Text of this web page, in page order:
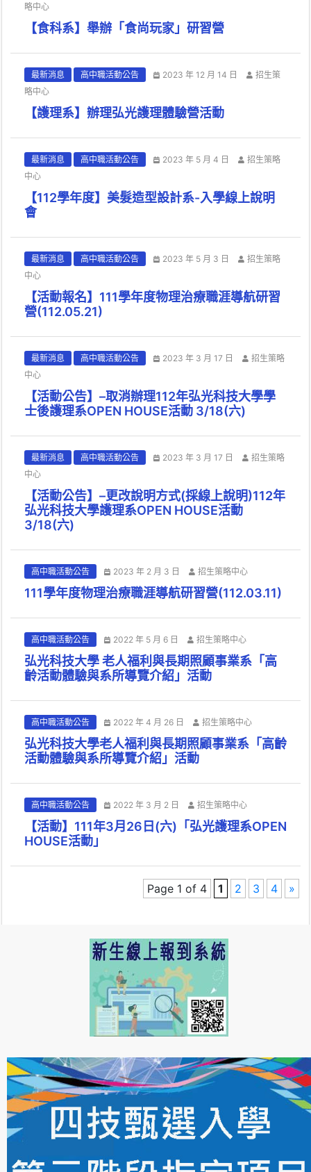
略中心
【食科系】舉辦「食尚玩家」研習營
最新消息 高中職活動公告 2023 年 12 月 14 日
招生策
略中心
【護理系】辦理弘光護理體驗營活動
最新消息 高中職活動公告 2023 年 5 月 4 日
招生策略
中心
【112學年度】美髮造型設計系-入學線上說明
會
最新消息 高中職活動公告 2023 年 5 月 3 日
招生策略
中心
【活動報名】111學年度物理治療職涯導航研習
營(112.05.21)
最新消息 高中職活動公告 2023 年 3 月 17 日
招生策略
中心
【活動公告】–取消辦理112年弘光科技大學學
士後護理系OPEN HOUSE活動 3/18(六)
最新消息 高中職活動公告 2023 年 3 月 17 日
招生策略
中心
【活動公告】–更改說明方式(採線上說明)112年
弘光科技大學護理系OPEN HOUSE活動
3/18(六)
高中職活動公告 2023 年 2 月 3 日 招生策略中心
111學年度物理治療職涯導航研習營(112.03.11)
高中職活動公告 2022 年 5 月 6 日 招生策略中心
弘光科技大學 老人福利與長期照顧事業系「高
齡活動體驗與系所導覽介紹」活動
高中職活動公告 2022 年 4 月 26 日 招生策略中心
弘光科技大學老人福利與長期照顧事業系「高齡
活動體驗與系所導覽介紹」活動
高中職活動公告 2022 年 3 月 2 日 招生策略中心
【活動】111年3月26日(六)「弘光護理系OPEN
HOUSE活動」
Page 1 of 4 1 2 3 4 »